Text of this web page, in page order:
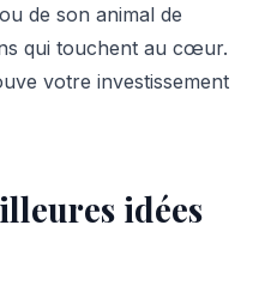
de son animal de
qui touchent au cœur.
votre investissement
idées